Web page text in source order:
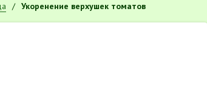
Укоренение верхушек томатов